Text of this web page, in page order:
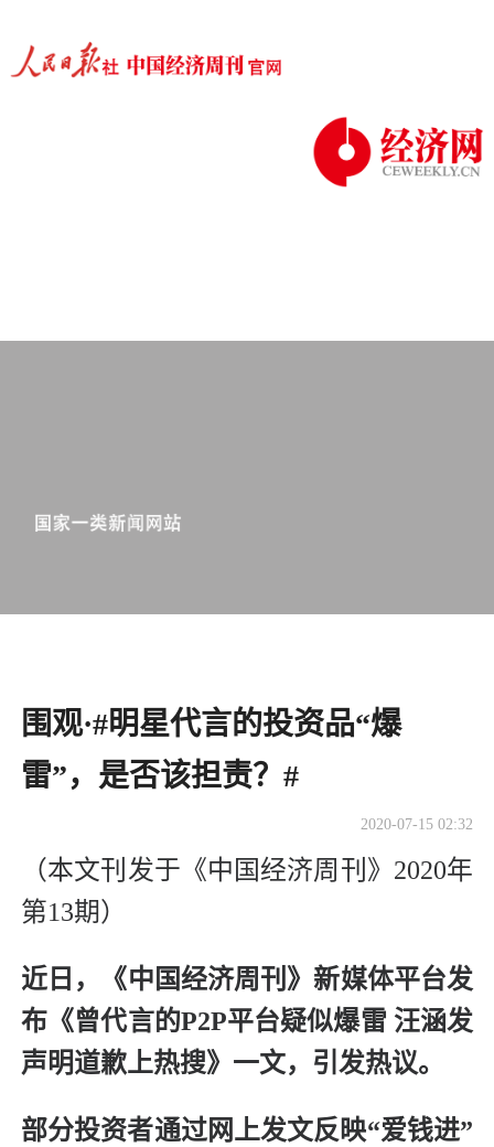
围观·#明星代言的投资品“爆
雷”，是否该担责？#
2020-07-15 02:32
（本文刊发于《中国经济周刊》2020年
第13期）
近日，《中国经济周刊》新媒体平台发
布《曾代言的P2P平台疑似爆雷 汪涵发
声明道歉上热搜》一文，引发热议。
部分投资者通过网上发文反映“爱钱进”